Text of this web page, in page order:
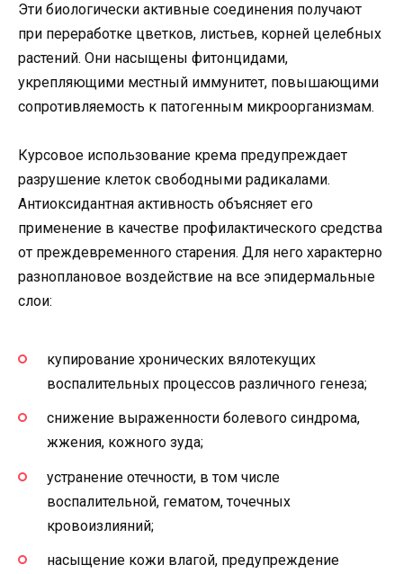
Эти биологически активные соединения получают
при переработке цветков, листьев, корней целебных
растений. Они насыщены фитонцидами,
укрепляющими местный иммунитет, повышающими
сопротивляемость к патогенным микроорганизмам.
Курсовое использование крема предупреждает
разрушение клеток свободными радикалами.
Антиоксидантная активность объясняет его
применение в качестве профилактического средства
от преждевременного старения. Для него характерно
разноплановое воздействие на все эпидермальные
слои:
купирование хронических вялотекущих
воспалительных процессов различного генеза;
снижение выраженности болевого синдрома,
жжения, кожного зуда;
устранение отечности, в том числе
воспалительной, гематом, точечных
кровоизлияний;
насыщение кожи влагой, предупреждение